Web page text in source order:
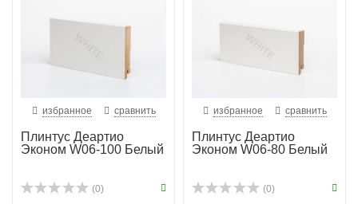
избранное сравнить
Плинтус Деартио
Эконом W06-100 Белый
(0)
избранное сравнить
Плинтус Деартио
Эконом W06-80 Белый
(0)